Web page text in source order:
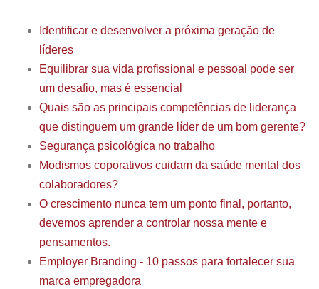
Identificar e desenvolver a próxima geração de
líderes
Equilibrar sua vida profissional e pessoal pode ser
um desafio, mas é essencial
Quais são as principais competências de liderança
que distinguem um grande líder de um bom gerente?
Segurança psicológica no trabalho
Modismos coporativos cuidam da saúde mental dos
colaboradores?
O crescimento nunca tem um ponto final, portanto,
devemos aprender a controlar nossa mente e
pensamentos.
Employer Branding - 10 passos para fortalecer sua
marca empregadora